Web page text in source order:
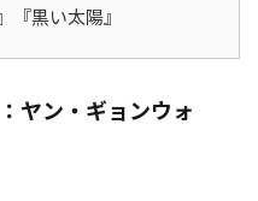
『黒い太陽』
ヤン・ギョンウォ